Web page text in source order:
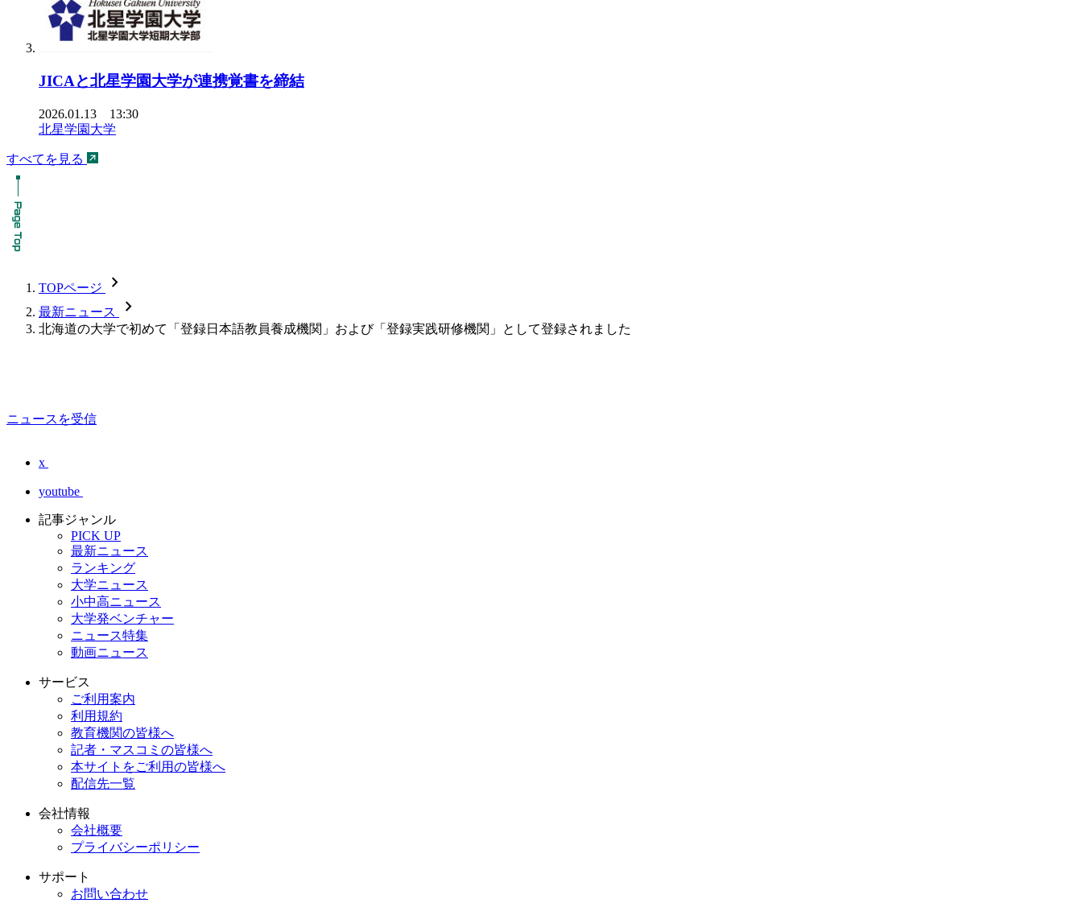
JICAと北星学園大学が連携覚書を締結
2026.01.13 13:30
北星学園大学
すべてを見る
TOPページ chevron_forward
最新ニュース chevron_forward
北海道の大学で初めて「登録日本語教員養成機関」および「登録実践研修機関」として登録されました
ニュースを受信
x
youtube
記事ジャンル
PICK UP
最新ニュース
ランキング
大学ニュース
小中高ニュース
大学発ベンチャー
ニュース特集
動画ニュース
サービス
ご利用案内
利用規約
教育機関の皆様へ
記者・マスコミの皆様へ
本サイトをご利用の皆様へ
配信先一覧
会社情報
会社概要
プライバシーポリシー
サポート
お問い合わせ